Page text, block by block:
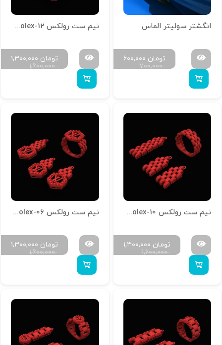
انگشتر سولیتر الماس
۷۰۰,۰۰۰
۶۰۰,۰۰۰ تومان
نیم ست رولکس N-Rolex-12
۱,۶۰۰,۰۰۰
۱,۳۰۰,۰۰۰ تومان
نیم ست رولکس N-Rolex-10
۱,۶۰۰,۰۰۰
۱,۳۰۰,۰۰۰ تومان
نیم ست رولکس N-Rolex-06
۱,۶۰۰,۰۰۰
۱,۳۰۰,۰۰۰ تومان